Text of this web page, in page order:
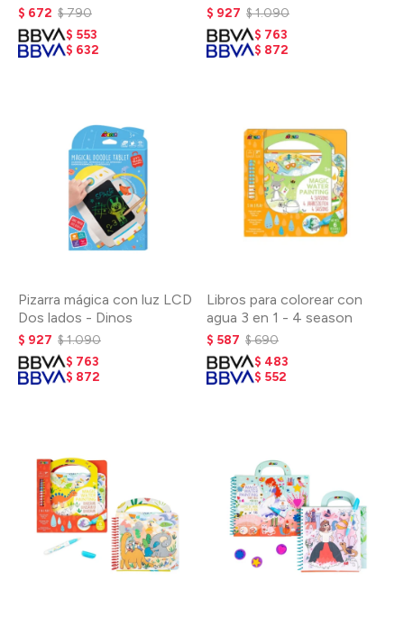
$ 672 $790
$ 553
$ 632
$ 927 $1.090
$ 763
$ 872
Pizarra mágica con luz LCD
Dos lados - Dinos
$ 927 $1.090
$ 763
$ 872
Libros para colorear con
agua 3 en 1 - 4 season
$ 587 $690
$ 483
$ 552